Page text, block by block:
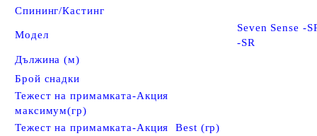
Спининг/Кастинг
Модел
Seven Sense -
-SR
Дължина (м)
Брой снадки
Тежест на примамката-Акция
максимум(гр)
Тежест на примамката-Акция Best (гр)